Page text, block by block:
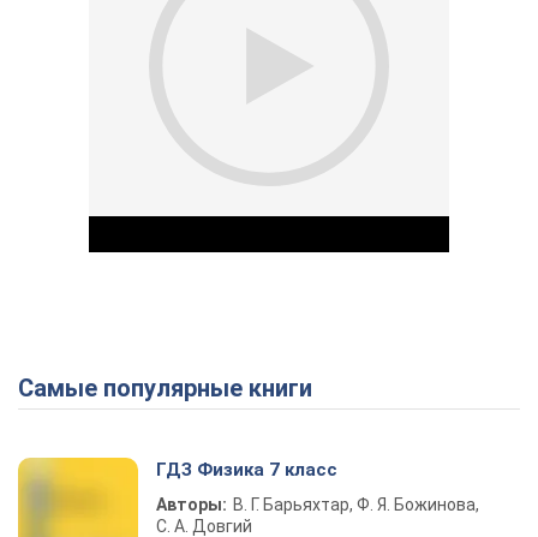
Play Video
Самые популярные книги
ГДЗ Физика 7 класс
Авторы: В. Г. Барьяхтар, Ф. Я. Божинова,
С. А. Довгий